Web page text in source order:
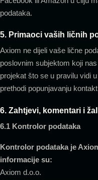
podataka.
5. Primaoci vaših ličnih
Axiom ne dijeli vaše lične
poslovnim subjektom koji
projekat što se u pravilu vidi
prethodi popunjavanju
6. Zahtjevi, komentari i
6.1 Kontrolor podataka
Kontrolor podataka je
informacije su:
Axiom d.o.o.